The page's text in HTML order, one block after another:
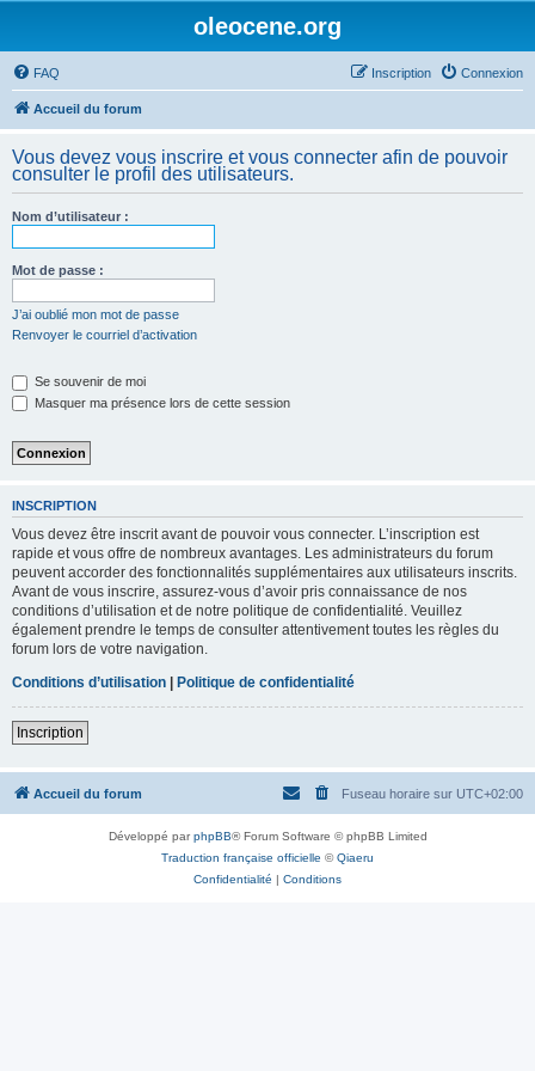
oleocene.org
FAQ Connexion
Inscription
Accueil du forum
Vous devez vous inscrire et vous connecter afin de pouvoir
consulter le profil des utilisateurs.
Nom d’utilisateur :
Mot de passe :
J’ai oublié mon mot de passe
Renvoyer le courriel d’activation
Se souvenir de moi
Masquer ma présence lors de cette session
INSCRIPTION
Vous devez être inscrit avant de pouvoir vous connecter. L’inscription est
rapide et vous offre de nombreux avantages. Les administrateurs du forum
peuvent accorder des fonctionnalités supplémentaires aux utilisateurs inscrits.
Avant de vous inscrire, assurez-vous d’avoir pris connaissance de nos
conditions d’utilisation et de notre politique de confidentialité. Veuillez
également prendre le temps de consulter attentivement toutes les règles du
forum lors de votre navigation.
Conditions d’utilisation | Politique de confidentialité
Inscription
Accueil du forum Fuseau horaire sur UTC+02:00
Développé parphpBB® Forum Software © phpBB Limited
Traduction française officielle ©Qiaeru
Confidentialité | Conditions